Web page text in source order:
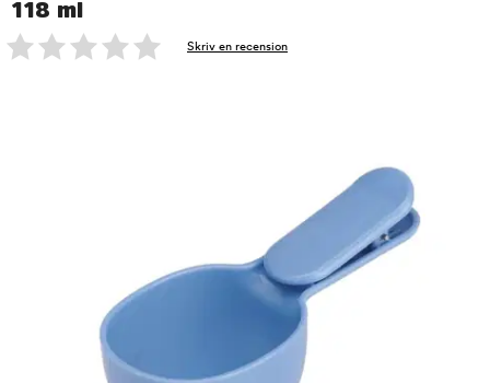
118 ml
Skriv en recension